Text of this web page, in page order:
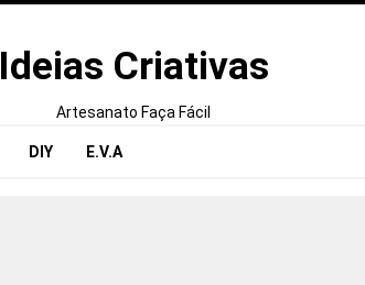
Ideias Criativas
Artesanato Faça Fácil
DIY E.V.A